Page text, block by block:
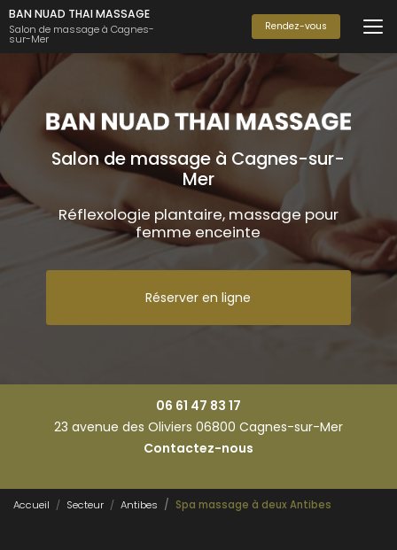
Aller
au
contenu
principal
BAN NUAD THAI MASSAGE
Salon de massage à Cagnes-
sur-Mer
Rendez-vous
Salon de massage à Cagnes-sur-
Mer
Réflexologie plantaire, massage pour
femme enceinte
Réserver en ligne
06 61 47 83 17
23 avenue des Oliviers 06800 Cagnes-sur-Mer
Contactez-nous
Accueil Secteur Antibes Spa massage à deux Antibes